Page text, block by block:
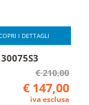
I DETTAGLI
€ 210,00
€ 147,00
iva esclusa